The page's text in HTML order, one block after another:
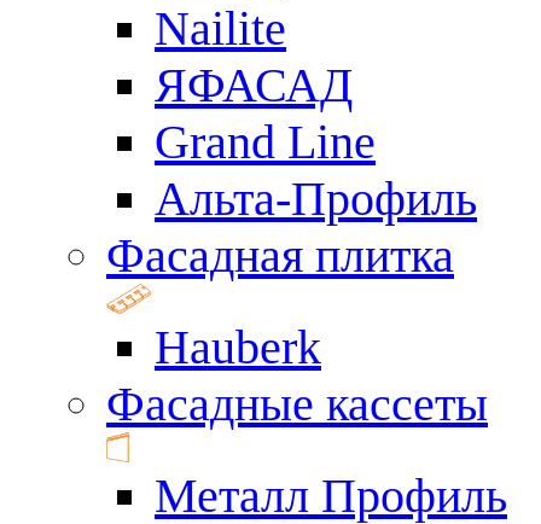
Nailite
ЯФАСАД
Grand Line
Альта-Профиль
Фасадная плитка
Hauberk
Фасадные кассеты
Металл Профиль